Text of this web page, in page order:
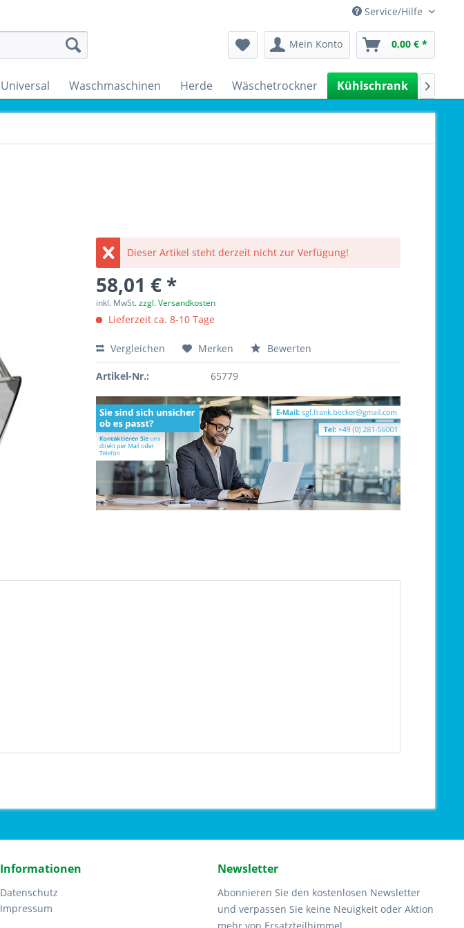
Service/Hilfe
Mein Konto 0,00 € *
Universal Waschmaschinen Herde Wäschetrockner Kühlschrank 
Dieser Artikel steht derzeit nicht zur Verfügung!
58,01 € *
inkl. MwSt.zzgl. Versandkosten
Lieferzeit ca. 8-10 Tage
Vergleichen Merken Bewerten
Artikel-Nr.: 65779
Informationen
Datenschutz
Impressum
Newsletter
Abonnieren Sie den kostenlosen Newsletter
und verpassen Sie keine Neuigkeit oder Aktion